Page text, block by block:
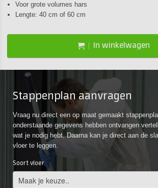
Voor grote volumes hars
Lengte: 40 cm of 60 cm
In winkelwagen
Stappenplan aanvragen
Vraag nu direct een op maat gemaakt
onderstaande gegevens hebben ontvangen
wat je nodig hebt. Daarna kan je direct aan de
vloer te leggen.
Soort vloer